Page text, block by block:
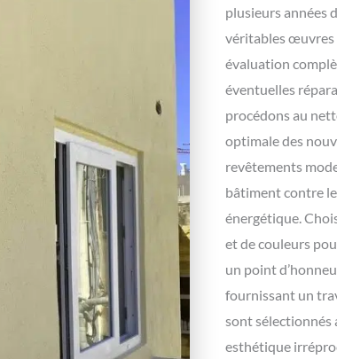
plusieurs années
véritables œuvres
évaluation
éventuelles
procédons au
optimale des
revêtements
bâtiment contre
énergétique.
et de couleurs
un point
fournissant un
sont sélectionnés
esthétique